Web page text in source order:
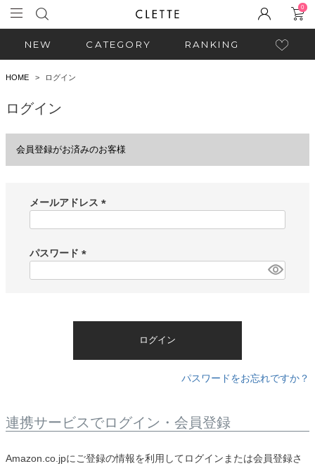
0
NEW CATEGORY RANKING
HOME ログイン
ログイン
会員登録がお済みのお客様
メールアドレス
)
パスワード
ログイン
パスワードをお忘れですか？
連携サービスでログイン・会員登録
Amazon.co.jpにご登録の情報を利用してログインまたは会員登録さ